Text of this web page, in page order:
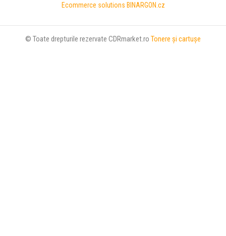
Ecommerce solutions BINARGON.cz
© Toate drepturile rezervate CDRmarket.ro Tonere şi cartuşe